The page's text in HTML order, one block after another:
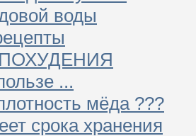
воды
...
мёда ???
срока хранения